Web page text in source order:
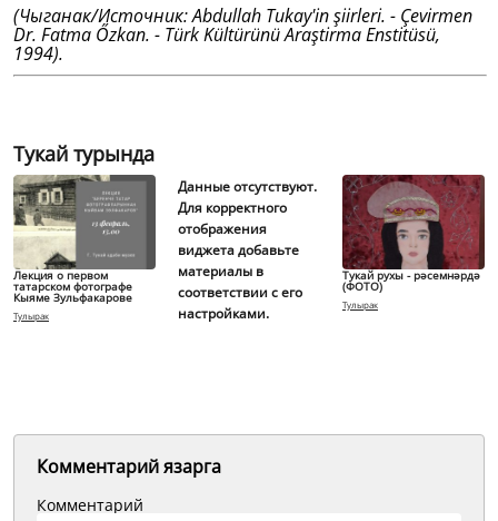
(Чыганак/Источник: Abdullah Tukay'in şiirleri. - Çevirmen
Dr. Fatma Őzkan. - Türk Kültürünü Araştirma Enstitüsü,
1994).
Тукай турында
Лекция о первом
татарском фотографе
Кыяме Зульфакарове
Тулырак
Данные отсутствуют.
Для корректного
отображения
виджета добавьте
материалы в
соответствии с его
настройками.
Тукай рухы - рәсемнәрдә
(ФОТО)
Тулырак
Комментарий язарга
Комментарий